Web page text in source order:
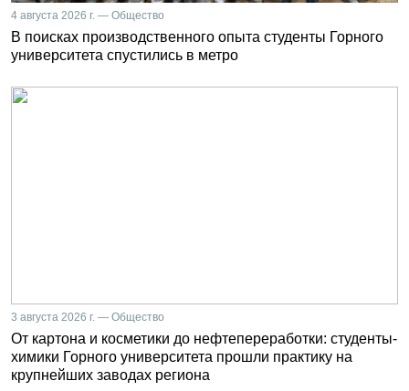
4 августа 2026 г. — Общество
В поисках производственного опыта студенты Горного
университета спустились в метро
3 августа 2026 г. — Общество
От картона и косметики до нефтепереработки: студенты-
химики Горного университета прошли практику на
крупнейших заводах региона